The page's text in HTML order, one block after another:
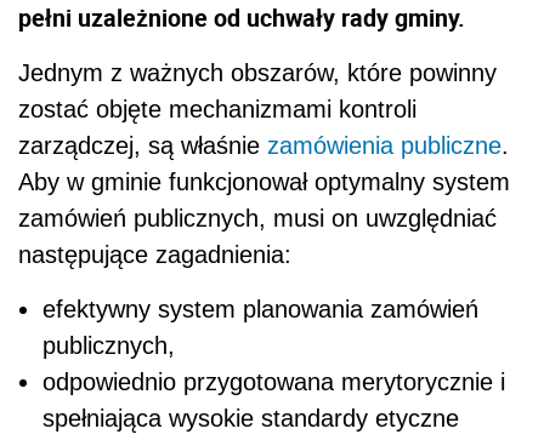
pełni uzależnione od uchwały rady gminy.
Jednym z ważnych obszarów, które powinny
zostać objęte mechanizmami kontroli
zarządczej, są właśnie zamówienia publiczne.
Aby w gminie funkcjonował optymalny system
zamówień publicznych, musi on uwzględniać
następujące zagadnienia:
efektywny system planowania zamówień
publicznych,
odpowiednio przygotowana merytorycznie i
spełniająca wysokie standardy etyczne